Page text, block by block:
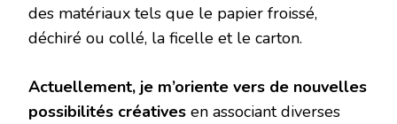
des matériaux tels que le papier froissé,
déchiré ou collé, la ficelle et le carton.
Actuellement, je m’oriente vers de nouvelles
possibilités créatives en associant diverses